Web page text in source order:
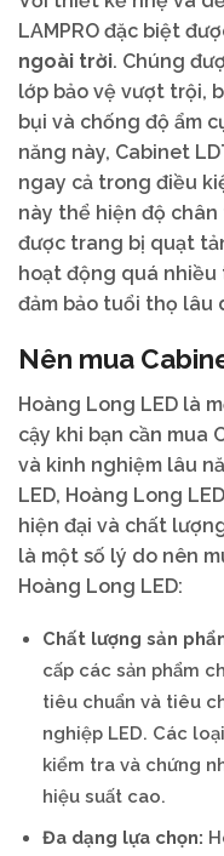
LAMPRO đặc biệt
ngoài trời. Chúng
lớp bảo vệ vượt trội,
bụi và chống độ ẩm
năng này, Cabinet
ngay cả trong điều
này thể hiện độ
được trang bị quạt
hoạt động quá
đảm bảo tuổi thọ lâu
Nên mua
Hoàng Long LED là
cậy khi bạn cần mua
và kinh nghiệm lâu
LED, Hoàng Long
hiện đại và chất
là một số lý do nên
Hoàng Long LED:
Chất lượng sản
cấp các sản phẩm
tiêu chuẩn và tiêu
nghiệp LED. Các
kiểm tra và chứng
hiệu suất cao.
Đa dạng lựa chọn: